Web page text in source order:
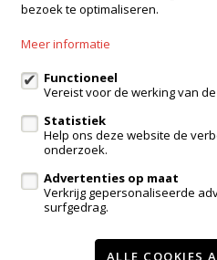
Kantoor Dilbeek
Kantoor Kampenhout
Zeypestraat 52B, Kampenhout
eigenaarslogin
Te koop Te huur Referenties
Onze diensten
Wijzig cookie voorkeuren
bezoek te optimaliseren.
Meer informatie
Functioneel
Vereist voor de werking van
Statistiek
Help ons deze website de
onderzoek.
Advertenties op maat
Verkrijg gepersonaliseerde
surfgedrag.
ALLE COOKIES